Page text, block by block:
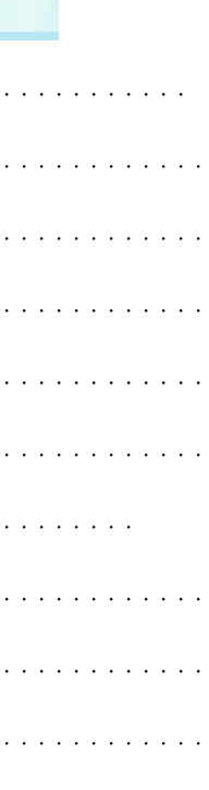
・・・・・・・・・・
・・・・・・・・・
・・・・・・・・・
・・・・・・・・・
・・・・・・・・・・
・・・・・・・・・・
・・・・・・・
・・・・・・・・・・
・・・・・・・・・・
・・・・・・・・・・